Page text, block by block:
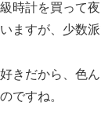
時計を買って
ますが、少数派
きだから、色
ですね。